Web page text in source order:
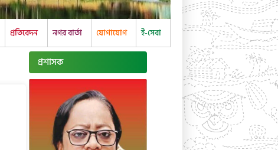
প্রতিবেদন নগর বার্তা যোগাযোগ ই-সেবা
প্রশাসক